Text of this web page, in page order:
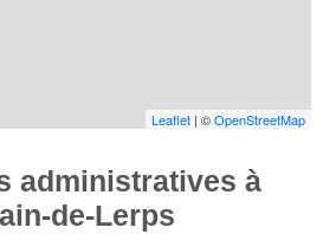
Leaflet | ©OpenStreetMap
administratives à
de-Lerps